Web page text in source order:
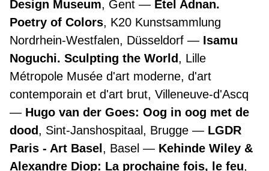
Design Museum, Gent
Etel Adnan.
Poetry of Colors, K20 Kunstsammlung
Nordrhein-Westfalen, Düsseldorf
Isamu
Noguchi. Sculpting the World, Lille
Métropole Musée d'art moderne, d'art
contemporain et d'art brut, Villeneuve-d'Ascq
Hugo van der Goes: Oog in oog met de
dood, Sint-Janshospitaal, Brugge
LGDR
Paris - Art Basel , Basel
Kehinde Wiley &
Alexandre Diop: La prochaine fois, le feu,